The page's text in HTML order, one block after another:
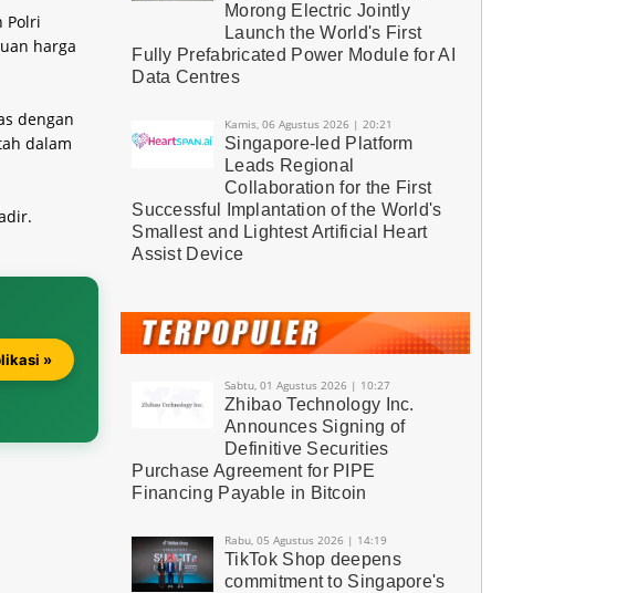
Polri
harga
dengan
dalam
»
Morong Electric Jointly
Launch the World's First
Fully Prefabricated Power Module for AI
Data Centres
Kamis, 06 Agustus 2026 | 20:21
Singapore-led Platform
Leads Regional
Collaboration for the First
Successful Implantation of the World's
Smallest and Lightest Artificial Heart
Assist Device
Sabtu, 01 Agustus 2026 | 10:27
Zhibao Technology Inc.
Announces Signing of
Definitive Securities
Purchase Agreement for PIPE
Financing Payable in Bitcoin
Rabu, 05 Agustus 2026 | 14:19
TikTok Shop deepens
commitment to Singapore's